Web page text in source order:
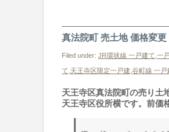
真法院町 売土地 価格変
Filed under: JR環状線 一戸建て 一
て 天王寺区限定一戸建 谷町線 一戸
天王寺区真法院町の売り土
天王寺区役所横です。前価